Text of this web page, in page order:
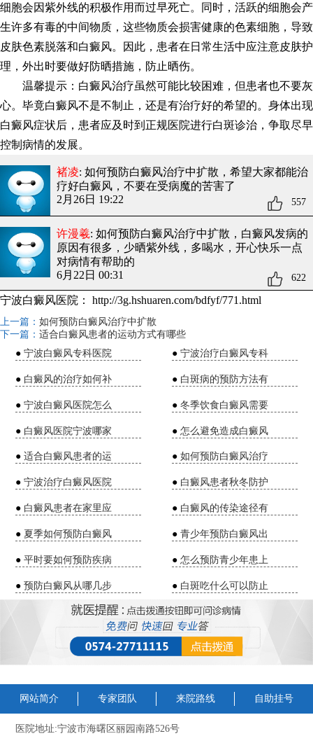
细胞会因紫外线的积极作用而过早死亡。同时，活跃的细胞会产
生许多有毒的中间物质，这些物质会损害健康的色素细胞，导致
皮肤色素脱落和白癜风。因此，患者在日常生活中应注意皮肤护
理，外出时要做好防晒措施，防止晒伤。
温馨提示：白癜风治疗虽然可能比较困难，但患者也不要灰
心。毕竟白癜风不是不制止，还是有治疗好的希望的。身体出现
白癜风症状后，患者应及时到正规医院进行白斑诊治，争取尽早
控制病情的发展。
褚凌: 如何预防白癜风治疗中扩散 ，希望大家都能治
疗好白癜风，不要在受病魔的苦害了
2月26日 19:22
557
许漫羲: 如何预防白癜风治疗中扩散 ，白癜风发病的
原因有很多，少晒紫外线，多喝水，开心快乐一点
对病情有帮助的
6月22日 00:31
622
宁波白癜风医院： http://3g.hshuaren.com/bdfyf/771.html
上一篇： 如何预防白癜风治疗中扩散
下一篇： 适合白癜风患者的运动方式有哪些
●宁波白癜风专科医院 ●宁波治疗白癜风专科
● 白癜风的治疗如何补 ● 白斑病的预防方法有
●宁波白癜风医院怎么 ●冬季饮食白癜风需要
● 白癜风医院宁波哪家 ●怎么避免造成白癜风
●适合白癜风患者的运 ●如何预防白癜风治疗
●宁波治疗白癜风医院 ● 白癜风患者秋冬防护
● 白癜风患者在家里应 ● 白癜风的传染途径有
● 夏季如何预防白癜风 ●青少年预防白癜风出
●平时要如何预防疾病 ●怎么预防青少年患上
●预防白癜风从哪几步 ● 白斑吃什么可以防止
网站简介 专家团队 来院路线 自助挂号
医院地址:宁波市海曙区丽园南路526号